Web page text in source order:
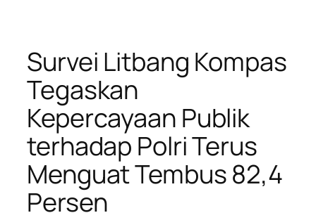
Survei Litbang Kompas
Tegaskan
Kepercayaan Publik
terhadap Polri Terus
Menguat Tembus 82,4
Persen